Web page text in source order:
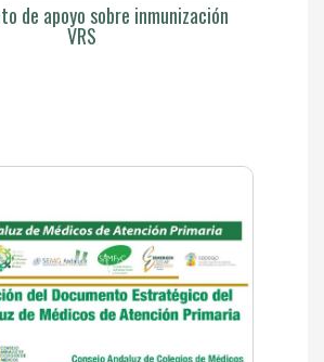
de apoyo sobre inmunización
VRS